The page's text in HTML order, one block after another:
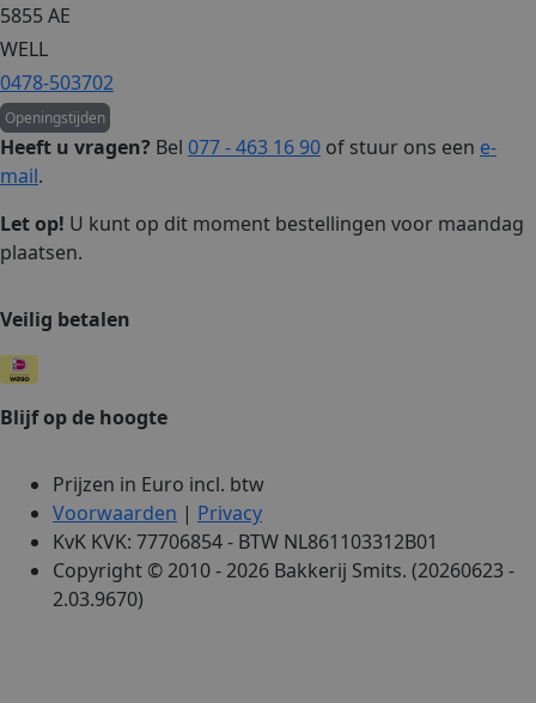
5855 AE
WELL
0478-503702
Openingstijden
Heeft u vragen? Bel 077 - 463 16 90 of stuur ons een e-
mail.
Let op! U kunt op dit moment bestellingen voor maandag
plaatsen.
Veilig betalen
Blijf op de hoogte
Prijzen in Euro incl. btw
Voorwaarden | Privacy
KvK KVK: 77706854 - BTW NL861103312B01
Copyright © 2010 - 2026 Bakkerij Smits. (20260623 -
2.03.9670)